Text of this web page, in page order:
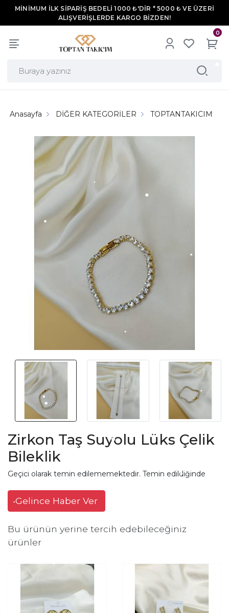
MİNİMUM İLK SİPARİŞ BEDELİ 1000 ₺'DİR * 5000 ₺ VE ÜZERİ
ALIŞVERİŞLERDE KARGO BİZDEN!
0
Anasayfa DİĞER KATEGORİLER TOPTANTAKICIM
Zirkon Taş Suyolu Lüks Çelik
Bileklik
Geçici olarak temin edilememektedir. Temin edildiğinde
Gelince Haber Ver
Bu ürünün yerine tercih edebileceğiniz
ürünler